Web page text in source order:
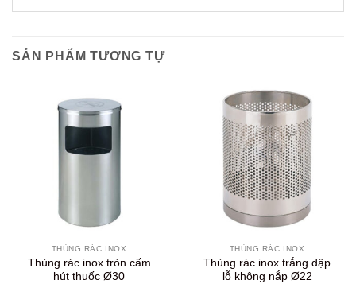
SẢN PHẨM TƯƠNG TỰ
THÙNG RÁC INOX
Thùng rác inox tròn cấm
hút thuốc Ø30
THÙNG RÁC INOX
Thùng rác inox trắng dập
lỗ không nắp Ø22